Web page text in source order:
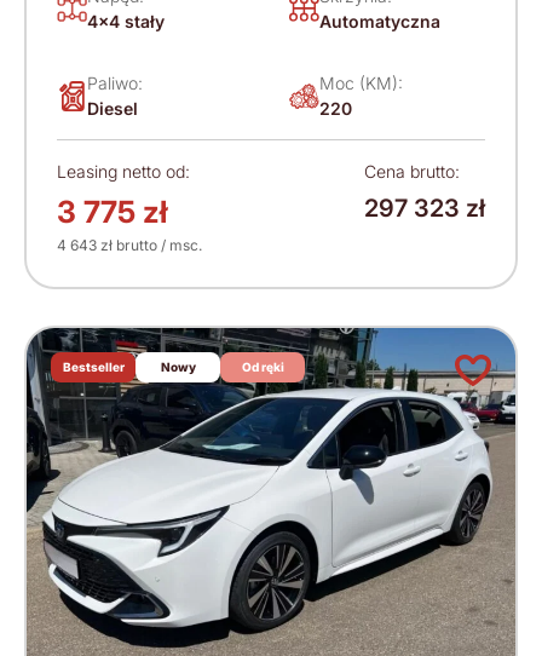
4x4 stały
Automatyczna
Paliwo:
Diesel
Moc (KM):
220
Leasing netto od:
3 775 zł
4 643 zł brutto / msc.
Cena brutto:
297 323 zł
Bestseller Nowy Od ręki